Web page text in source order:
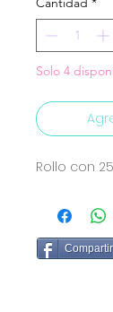
Solo 4
Rollo con
Compartir